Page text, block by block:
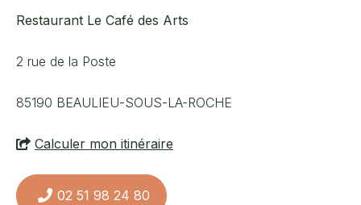
Menu adulte soir et
Moyens de paiement
Cartes bancaires Chèques bancaires et postaux
Espèces Chèques cadeaux
Banquet Séminaire WiFi
Restaurant Le Café des Arts
2 rue de la Poste
85190 BEAULIEU-SOUS-LA-ROCHE
Calculer mon itinéraire
02 51 98 24 80